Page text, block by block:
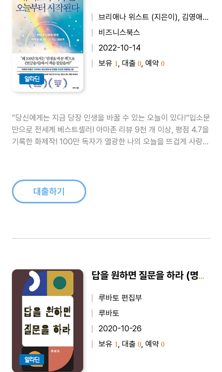
알라딘
브리애나 위스트 (지은이), 김영애 (옮긴이)
비즈니스북스
2022-10-14
보유 1 , 대출 0 , 예약 0
“당신에게는 지금 당장 인생을 바꿀 수 있는 오늘이 있다!”입소문
만으로 전세계 베스트셀러! 아마존 리뷰 9천 개 이상, 평점 4.7을
기록한 화제작! 100만 독자가 열광한 나의 오늘을 뜨겁게 사랑하
된 책..
대출하기
알라딘
답을 원하면 질문을 하라 (명언 모음)
루바토 편집부
루바토
2020-10-26
보유 1 , 대출 0 , 예약 0